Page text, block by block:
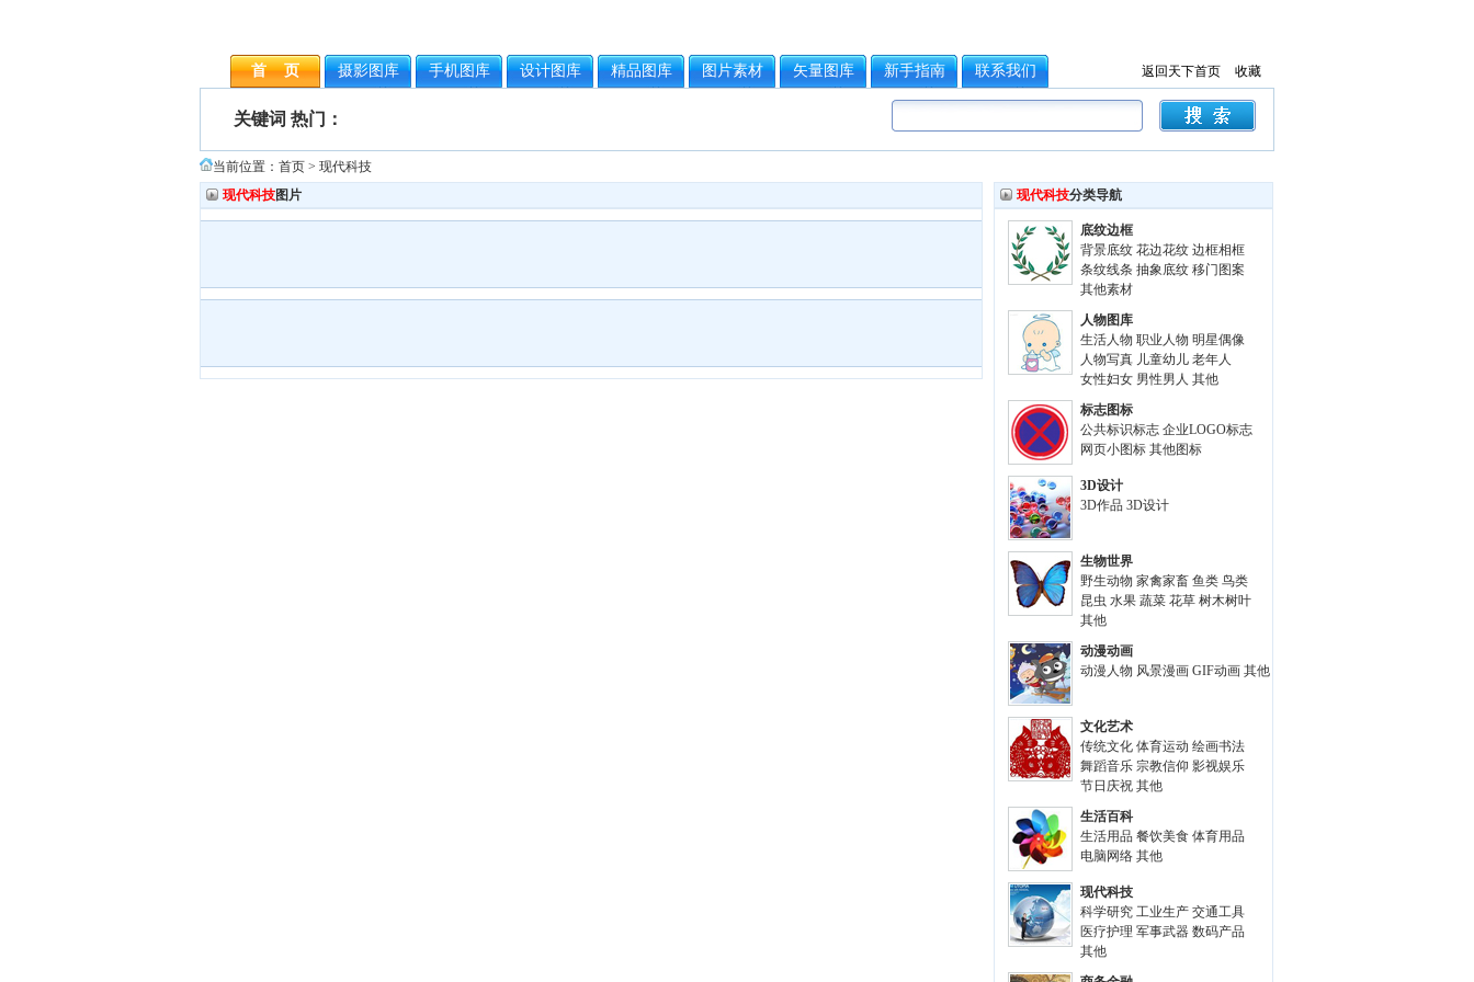
首 页 摄影图库 手机图库 设计图库 精品图库 图片素材 矢量图库 新手指南 联系我们 返回天下首页 收藏
关键词 热门：
当前位置： 首页 > 现代科技
现代科技图片 现代科技分类导航
底纹边框
背景底纹 花边花纹 边框相框
条纹线条 抽象底纹 移门图案
其他素材
人物图库
生活人物 职业人物 明星偶像
人物写真 儿童幼儿 老年人
女性妇女 男性男人 其他
标志图标
公共标识标志 企业LOGO标志
网页小图标 其他图标
3D设计
3D作品 3D设计
生物世界
野生动物 家禽家畜 鱼类 鸟类
昆虫 水果 蔬菜 花草 树木树叶
其他
动漫动画
动漫人物 风景漫画 GIF动画 其他
文化艺术
传统文化 体育运动 绘画书法
舞蹈音乐 宗教信仰 影视娱乐
节日庆祝 其他
生活百科
生活用品 餐饮美食 体育用品
电脑网络 其他
现代科技
科学研究 工业生产 交通工具
医疗护理 军事武器 数码产品
其他